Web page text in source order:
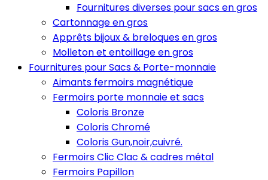
Fournitures diverses pour sacs en gros
Cartonnage en gros
Apprêts bijoux & breloques en gros
Molleton et entoillage en gros
Fournitures pour Sacs & Porte-monnaie
Aimants fermoirs magnétique
Fermoirs porte monnaie et sacs
Coloris Bronze
Coloris Chromé
Coloris Gun,noir,cuivré.
Fermoirs Clic Clac & cadres métal
Fermoirs Papillon